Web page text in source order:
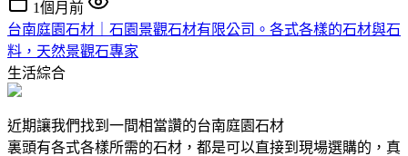
1個月前
台南庭園石材｜石園景觀石材有限公司。各式各樣的石材與石
料，天然景觀石專家
生活綜合
近期讓我們找到一間相當讚的台南庭園石材
裏頭有各式各樣所需的石材，都是可以直接到現場選購的，真